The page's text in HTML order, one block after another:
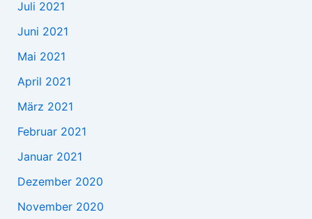
Juli 2021
Juni 2021
Mai 2021
April 2021
März 2021
Februar 2021
Januar 2021
Dezember 2020
November 2020